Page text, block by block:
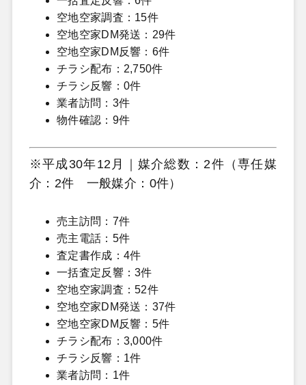
空地空家調査：15件
空地空家DM発送：29件
空地空家DM反響：6件
チラシ配布：2,750件
チラシ反響：0件
業者訪問：3件
物件確認：9件
※平成30年12月｜媒介総数：2件（専任媒
介：2件 一般媒介：0件）
売主訪問：7件
売主電話：5件
査定書作成：4件
一括査定反響：3件
空地空家調査：52件
空地空家DM発送：37件
空地空家DM反響：5件
チラシ配布：3,000件
チラシ反響：1件
業者訪問：1件